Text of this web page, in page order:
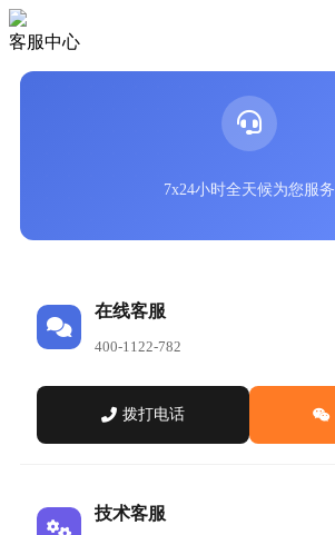
客服中心
7x24小时全天候为您服务
在线客服
400-1122-782
拨打电话
技术客服